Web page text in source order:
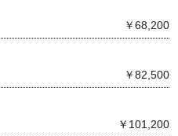
￥68,200
￥82,500
￥101,200